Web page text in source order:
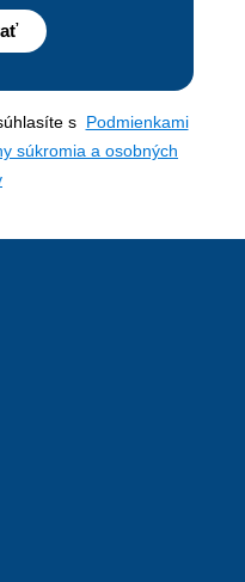
s Podmienkami
súkromia a osobných